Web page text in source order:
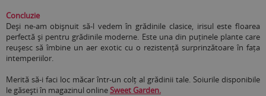
Concluzie
Deși ne-am obișnuit să-l vedem în grădinile clasice, irisul este floarea
perfectă și pentru grădinile moderne. Este una din puținele plante care
reușesc să îmbine un aer exotic cu o rezistență surprinzătoare în fața
intemperiilor.
Merită să-i faci loc măcar într-un colț al grădinii tale. Soiurile disponibile
le găsești în magazinul onlineSweet Garden.